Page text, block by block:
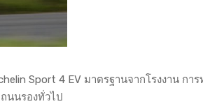
Sport 4 EV มาตรฐานจากโรงงาน กา
นนรองทั่วไป